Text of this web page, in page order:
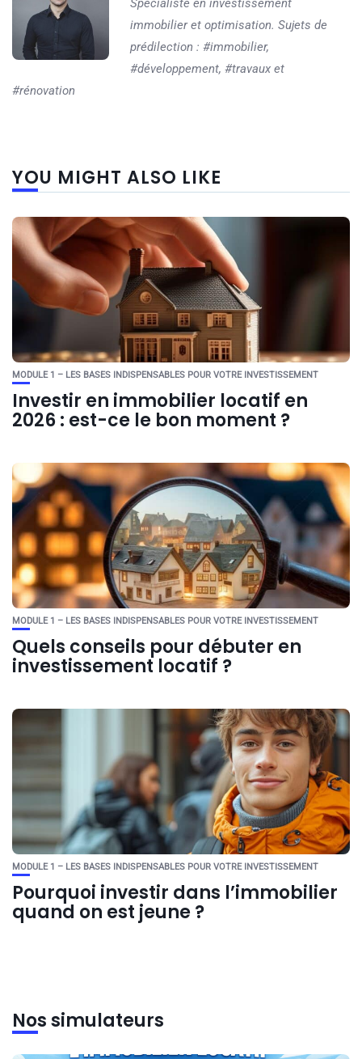
Spécialiste en investissement
immobilier et optimisation. Sujets de
prédilection : #immobilier,
#développement, #travaux et
#rénovation
YOU MIGHT ALSO LIKE
MODULE 1 – LES BASES INDISPENSABLES POUR VOTRE INVESTISSEMENT
Investir en immobilier locatif en
2026 : est-ce le bon moment ?
MODULE 1 – LES BASES INDISPENSABLES POUR VOTRE INVESTISSEMENT
Quels conseils pour débuter en
investissement locatif ?
MODULE 1 – LES BASES INDISPENSABLES POUR VOTRE INVESTISSEMENT
Pourquoi investir dans l’immobilier
quand on est jeune ?
Nos simulateurs